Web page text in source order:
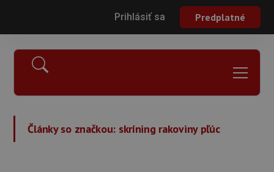
Prihlásiť sa Predplatné
Články so značkou: skríning rakoviny pľúc